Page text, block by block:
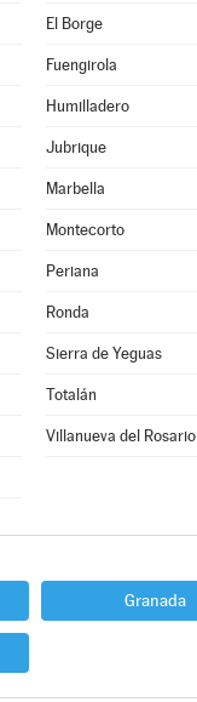
El Borge
Fuengirola
Humilladero
Jubrique
Marbella
Montecorto
Periana
Ronda
Sierra de Yeguas
Totalán
Villanueva del Rosario
Granada